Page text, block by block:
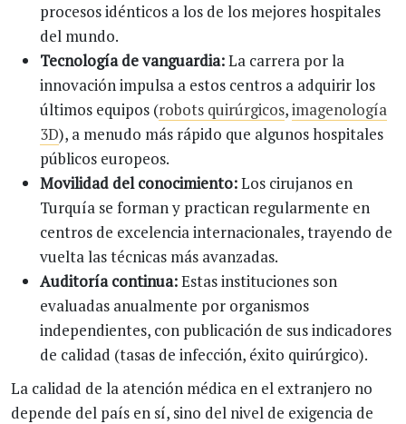
procesos idénticos a los de los mejores hospitales
del mundo.
Tecnología de vanguardia:La carrera por la
innovación impulsa a estos centros a adquirir los
últimos equipos (robots quirúrgicos,imagenología
3D), a menudo más rápido que algunos hospitales
públicos europeos.
Movilidad del conocimiento:Los cirujanos en
Turquía se forman y practican regularmente en
centros de excelencia internacionales, trayendo de
vuelta las técnicas más avanzadas.
Auditoría continua:Estas instituciones son
evaluadas anualmente por organismos
independientes, con publicación de sus indicadores
de calidad (tasas de infección, éxito quirúrgico).
La calidad de la atención médica en el extranjero no
depende del país en sí, sino del nivel de exigencia de